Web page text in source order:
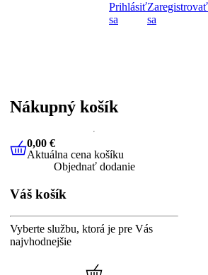
Prihlásiť
sa
Zaregistrovať
sa
Nákupný košík
0,00 €Aktuálna cena košíku
0,00 €
Aktuálna cena košíku
Objednať dodanie
Váš košík
Vyberte službu, ktorá je pre Vás
najvhodnejšie